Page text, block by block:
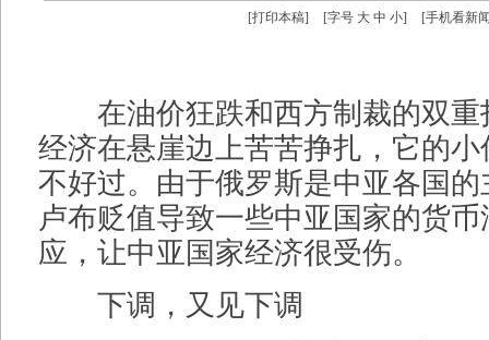
[打印本稿] [字号 大 中 小] [手机看新
在油价狂跌和西方制裁的双重
经济在悬崖边上苦苦挣扎，它的
不好过。由于俄罗斯是中亚各国
卢布贬值导致一些中亚国家的货
应，让中亚国家经济很受伤。
下调，又见下调